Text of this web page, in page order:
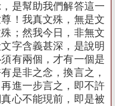
是幫助我們解答這一
！我真文殊，無是文
；然我今日，非無文
字含義甚深，是說明
有兩個，才有一個是
是非之念，換言之，
進一步言之，即不許
心不能現前，即是被